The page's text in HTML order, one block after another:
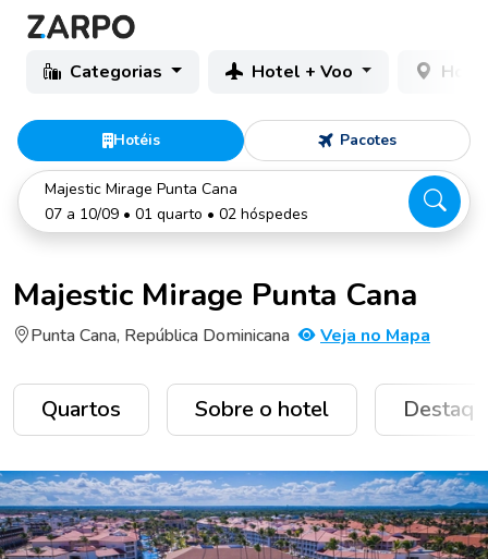
Categorias Hotel + Voo
Hotéis Pacotes
Majestic Mirage Punta Cana
07 a 10/09 • 01 quarto • 02 hóspedes
Majestic Mirage Punta Cana
Punta Cana, República Dominicana Veja no Mapa
Quartos Sobre o hotel